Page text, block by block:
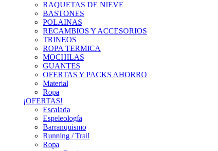
RAQUETAS DE NIEVE
BASTONES
POLAINAS
RECAMBIOS Y ACCESORIOS
TRINEOS
ROPA TERMICA
MOCHILAS
GUANTES
OFERTAS Y PACKS AHORRO
Material
Ropa
¡OFERTAS!
Escalada
Espeleología
Barranquismo
Running / Trail
Ropa